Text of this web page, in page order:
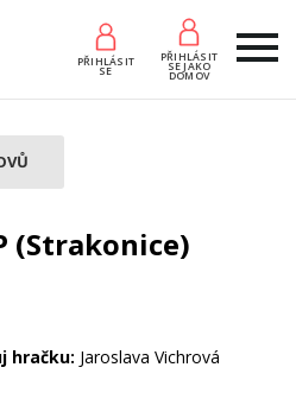
PŘIHLÁSIT
SE
PŘIHLÁSIT
SE JAKO
DOMOV
(Strakonice)
hračku: Jaroslava Vichrová